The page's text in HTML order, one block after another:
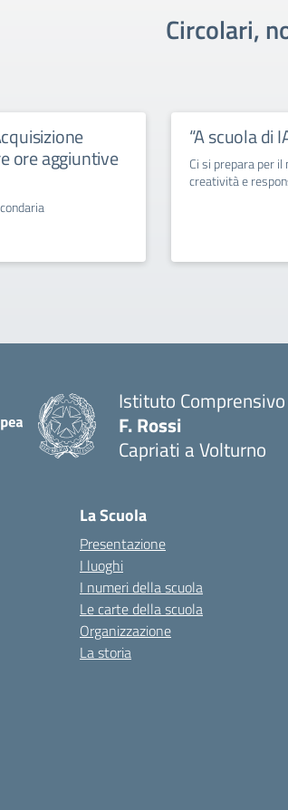
Circolari,
ore aggiuntive
“A scuola di
Ci si prepara per il
creatività e
Istituto Comprensivo
F. Rossi
Capriati a Volturno
La Scuola
Presentazione
I luoghi
I numeri della scuola
Le carte della scuola
Organizzazione
La storia